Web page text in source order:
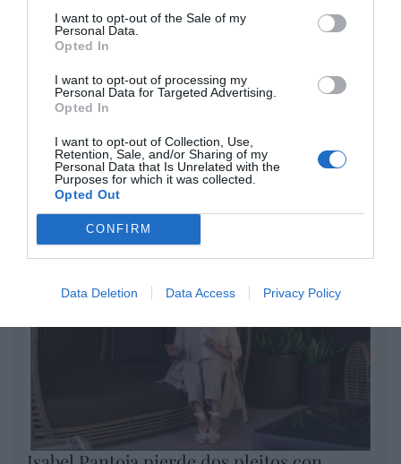
I want to opt-out of the Sale of my
Personal Data.
Opted In
I want to opt-out of processing my
Personal Data for Targeted Advertising.
Opted In
I want to opt-out of Collection, Use,
Retention, Sale, and/or Sharing of my
Personal Data that Is Unrelated with the
Purposes for which it was collected.
Opted Out
CONFIRM
Data Deletion Data Access Privacy Policy
Diario de la corrupción sanchista. Hazte
Oír se manifiesta delante de La Mareta:
“Pedro Sánchez es un criminal”
por Redacción
Artículos anteriores
Opinión
Enormes minucias
por Eulogio López